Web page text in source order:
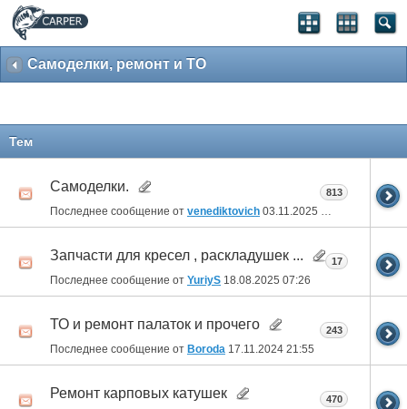
Самоделки, ремонт и ТО
Тем
Самоделки.
Последнее сообщение от venediktovich 03.11.2025 01:16
813
Запчасти для кресел , раскладушек ...
Последнее сообщение от YuriyS 18.08.2025 07:26
17
ТО и ремонт палаток и прочего
Последнее сообщение от Boroda 17.11.2024 21:55
243
Ремонт карповых катушек 470